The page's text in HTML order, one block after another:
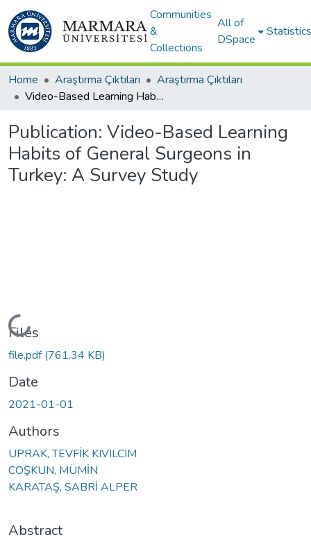
Communities
&
Collections
All of
DSpace
Statistics
Home Araştırma Çıktıları
Araştırma Çıktıları
Video-Based Learning Habits of General Surgeons in Turkey: A Survey Study
Publication: Video-Based Learning
Habits of General Surgeons in
Turkey: A Survey Study
Loading...
Files
file.pdf(761.34 KB)
Date
2021-01-01
Authors
UPRAK, TEVFİK KIVILCIM
COŞKUN, MÜMİN
KARATAŞ, SABRİ ALPER
Abstract